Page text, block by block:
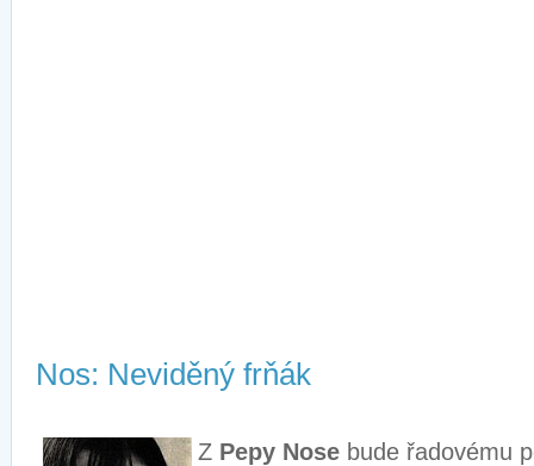
Nos: Neviděný frňák
Z Pepy Nose bude řadovému